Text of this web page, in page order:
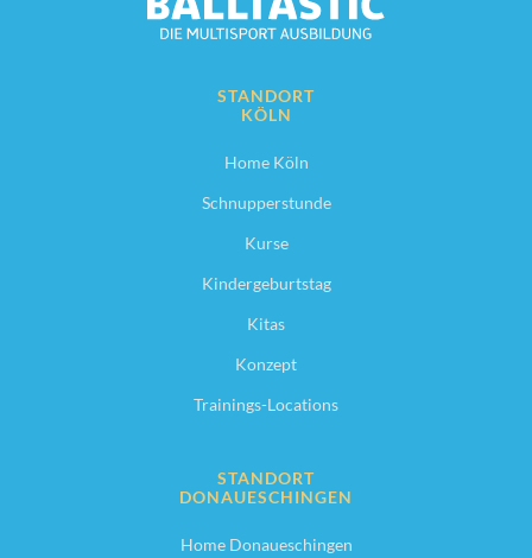
STANDORT
KÖLN
Home Köln
Schnupperstunde
Kurse
Kindergeburtstag
Kitas
Konzept
Trainings-Locations
STANDORT
DONAUESCHINGEN
Home Donaueschingen